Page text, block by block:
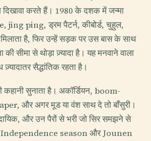
करते हैं। 1980 के दशक में जन्मा
ping, ड्रम पैटर्न, कीबोर्ड, चुहुल,
है, फिर उन्हें सड़क पर उस बास के साथ
की सीमा से थोड़ा ज़्यादा है। यह मनवाने वाला
सैद्धांतिक रहता है।
सुनाता है। अकॉर्डियन, boom-
और अगर मूड या वंश साथ दे तो बाँसुरी।
और उन पैरों से भरी जो सिर समझने से
Independence season और Jounen